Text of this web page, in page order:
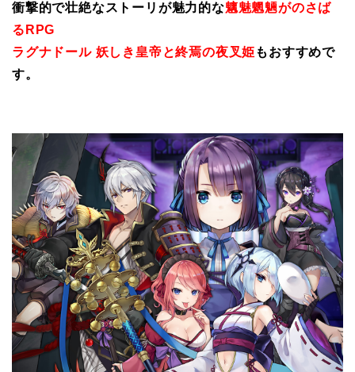
衝撃的で壮絶なストーリが魅力的な魑魅魍魎がのさば
るRPG
ラグナドール 妖しき皇帝と終焉の夜叉姫 もおすすめで
す。